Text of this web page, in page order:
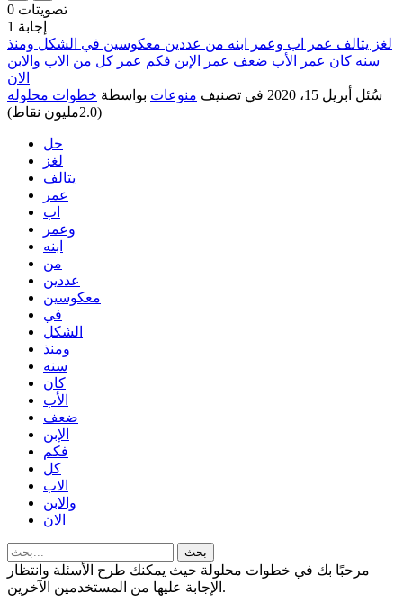
0 تصويتات
1 إجابة
لغز يتالف عمر اب وعمر ابنه من عددين معكوسين في الشكل ومنذ
سنه كان عمر الأب ضعف عمر الإبن فكم عمر كل من الاب والابن
الان
سُئل أبريل 15، 2020 في تصنيف منوعات بواسطة خطوات محلوله
(2.0مليون نقاط)
حل
لغز
يتالف
عمر
اب
وعمر
ابنه
من
عددين
معكوسين
في
الشكل
ومنذ
سنه
كان
الأب
ضعف
الإبن
فكم
كل
الاب
والابن
الان
مرحبًا بك في خطوات محلولة حيث يمكنك طرح الأسئلة وانتظار
الإجابة عليها من المستخدمين الآخرين.